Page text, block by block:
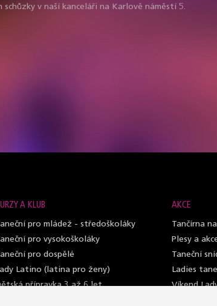
schůzky v naší kanceláři na Karlově náměstí 5.
A KLUB
pro mládež - středoškoláky
pro vysokoškoláky
pro dospělé
Latino (latina pro ženy)
přípravka 3 až 6 let
AKCE
Tančírna
Plesy a
Taneční
Ladies
Víkend